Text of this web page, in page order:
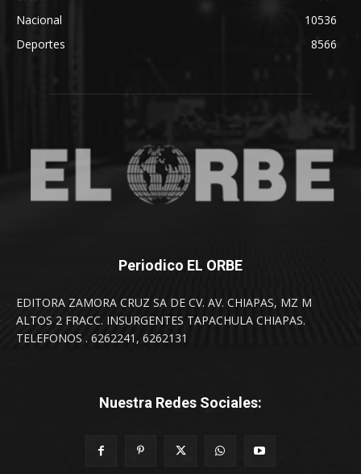
Nacional
10536
Deportes
8566
Periodico EL ORBE
EDITORA ZAMORA CRUZ SA DE CV. AV. CHIAPAS, MZ M
ALTOS 2 FRACC. INSURGENTES TAPACHULA CHIAPAS.
TELEFONOS . 6262241, 6262131
Nuestra Redes Sociales: